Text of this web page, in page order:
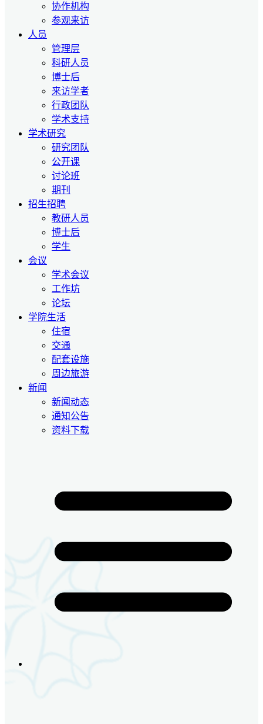
协作机构
参观来访
人员
管理层
科研人员
博士后
来访学者
行政团队
学术支持
学术研究
研究团队
公开课
讨论班
期刊
招生招聘
教研人员
博士后
学生
会议
学术会议
工作坊
论坛
学院生活
住宿
交通
配套设施
周边旅游
新闻
新闻动态
通知公告
资料下载